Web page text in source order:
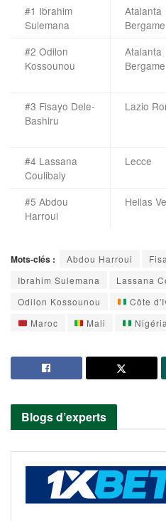
#1 Ibrahim
Sulemana
Atalanta
Bergame
#2 Odilon
Kossounou
Atalanta
Bergame
#3 Fisayo Dele-
Bashiru
Lazio
#4 Lassana
Coulibaly
Lecce
#5 Abdou
Harroui
Hellas
Mots-clés : Abdou Harroui
Ibrahim Sulemana
Lassana
Odilon Kossounou
Côte
Maroc
Mali Nigéria
Blogs d’experts